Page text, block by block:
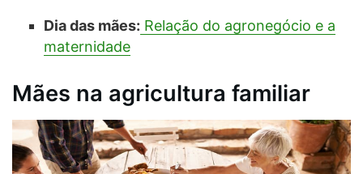
Dia das mães: Relação do agronegócio e a
maternidade
Mães na agricultura familiar